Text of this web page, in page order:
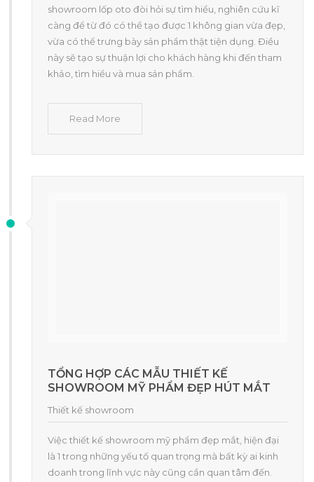
showroom lốp oto đòi hỏi sự tìm hiểu, nghiên cứu kĩ
càng để từ đó có thể tạo được 1 không gian vừa đẹp,
vừa có thể trưng bày sản phẩm thật tiện dụng. Điều
này sẽ tạo sự thuận lợi cho khách hàng khi đến tham
khảo, tìm hiểu và mua sản phẩm.
Read More
TỔNG HỢP CÁC MẪU THIẾT KẾ
SHOWROOM MỸ PHẨM ĐẸP HÚT MẮT
Thiết kế showroom
Việc thiết kế showroom mỹ phẩm đẹp mắt, hiện đại
là 1 trong những yếu tố quan trọng mà bất kỳ ai kinh
doanh trong lĩnh vực này cũng cần quan tâm đến.